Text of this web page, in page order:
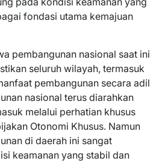
fondasi utama kemajuan
pembangunan nasional saat ini
seluruh wilayah, termasuk
pembangunan secara adil
nasional terus diarahkan
melalui perhatian khusus
Otonomi Khusus. Namun
di daerah ini sangat
keamanan yang stabil dan